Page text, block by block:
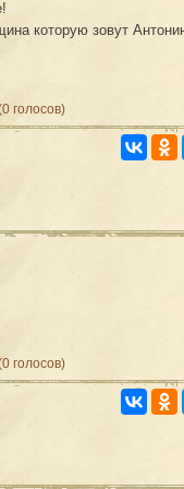
которую зовут
голосов)
голосов)